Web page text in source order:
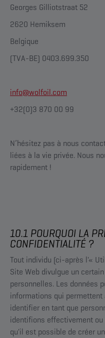
Georges Gilliotstraat 52
2620 Hemiksem
Belgique
(TVA-BE) 0403.699.350
info@wolfoil.com
+32(0)3 870 00 99
N’hésitez pas à nous
liées à la vie privée. Nous
rapidement !
10.1 POURQUOI LA
CONFIDENTIALITÉ ?
Tout individu (ci-après l'«
Site Web divulgue un
personnelles. Les données
informations qui permettent
identifier en tant que
identifions effectivement
qu'il est possible de créer